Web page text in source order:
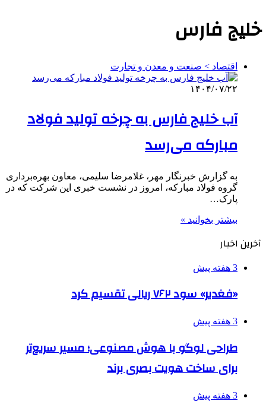
خلیج فارس
اقتصاد > صنعت و معدن و تجارت
۱۴۰۴/۰۷/۲۲
آب خلیج فارس به چرخه تولید فولاد
مبارکه می‌رسد
به گزارش خبرنگار مهر، غلامرضا سلیمی، معاون بهره‌برداری
گروه فولاد مبارکه، امروز در نشست خبری این شرکت که در
پارک…
بیشتر بخوانید »
آخرین اخبار
3 هفته پیش
«فغدیر» سود ۷۶۲ ریالی تقسیم کرد
3 هفته پیش
طراحی لوگو با هوش مصنوعی؛ مسیر سریع‌تر
برای ساخت هویت بصری برند
3 هفته پیش